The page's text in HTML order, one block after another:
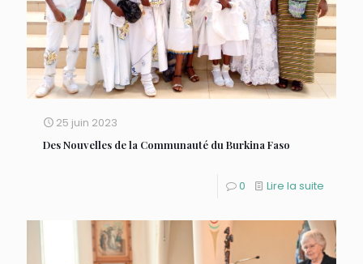
25 juin 2023
Des Nouvelles de la Communauté du Burkina Faso
0 Lire la suite